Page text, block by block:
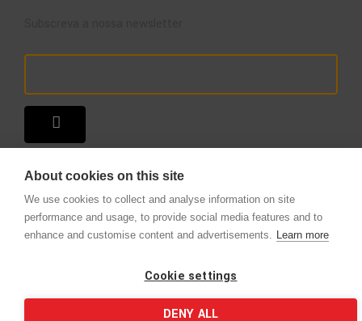
Copyright © 2025 – A Loja do Extintor .Todos os direitos reservados.
About cookies on this site
We use cookies to collect and analyse information on site
performance and usage, to provide social media features and to
enhance and customise content and advertisements. Learn more
Cookie settings
DENY ALL